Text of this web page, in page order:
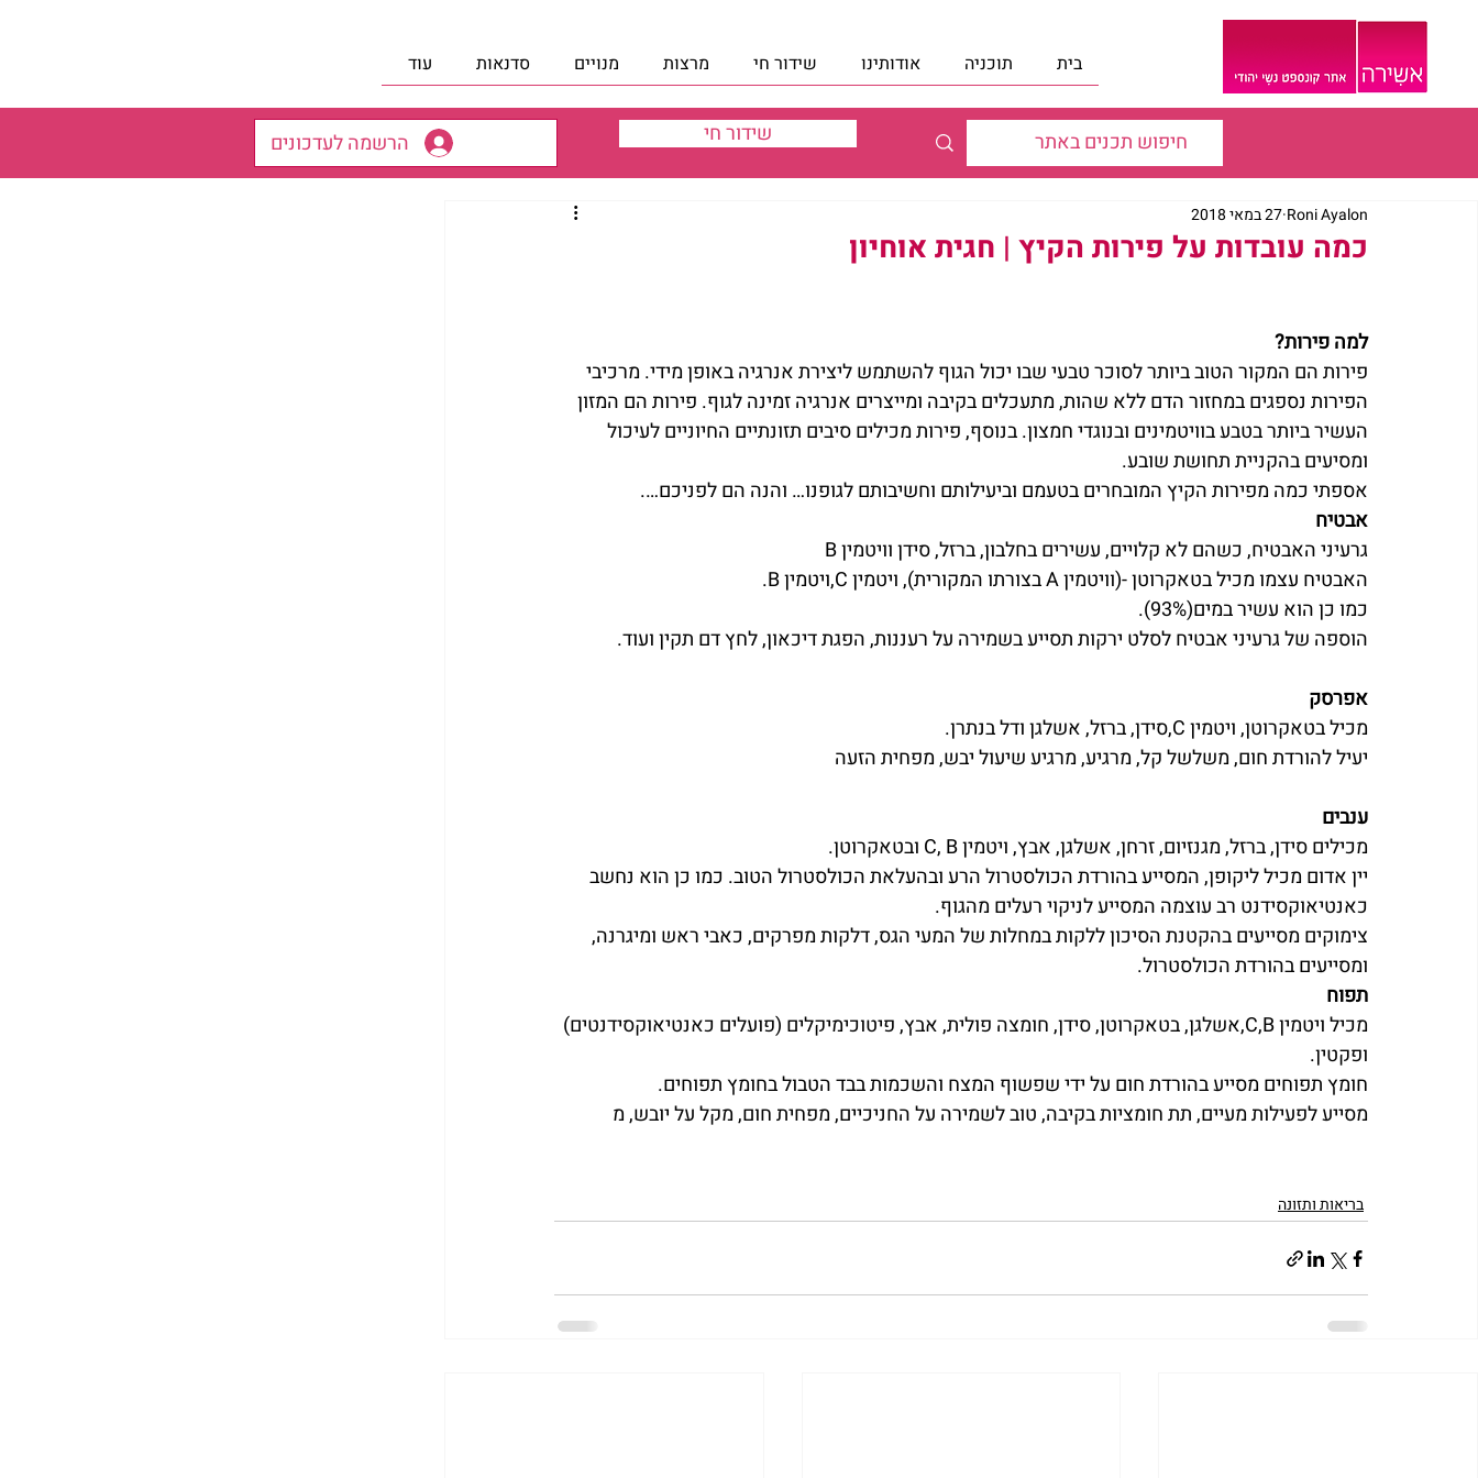
בית תוכניה אודותינו שידור חי מרצות מנויים סדנאות עוד
הרשמה לעדכונים שידור חי
כמה עובדות על פירות הקיץ | חגית אוחיון
Roni Ayalon 27 במאי 2018
למה פירות?
פירות הם המקור הטוב ביותר לסוכר טבעי שבו יכול הגוף להשתמש ליצירת אנרגיה באופן מידי. מרכיבי
הפירות נספגים במחזור הדם ללא שהות, מתעכלים בקיבה ומייצרים אנרגיה זמינה לגוף. פירות הם המזון
העשיר ביותר בטבע בוויטמינים ובנוגדי חמצון. בנוסף, פירות מכילים סיבים תזונתיים החיוניים לעיכול
ומסיעים בהקניית תחושת שובע.
אספתי כמה מפירות הקיץ המובחרים בטעמם וביעילותם וחשיבותם לגופנו… והנה הם לפניכם….
אבטיח
גרעיני האבטיח, כשהם לא קלויים, עשירים בחלבון, ברזל, סידן וויטמין B
האבטיח עצמו מכיל בטאקרוטן -(וויטמין A בצורתו המקורית), ויטמין C,ויטמין B.
כמו כן הוא עשיר במים(93%).
הוספה של גרעיני אבטיח לסלט ירקות תסייע בשמירה על רעננות, הפגת דיכאון, לחץ דם תקין ועוד.
אפרסק
מכיל בטאקרוטן, ויטמין C,סידן, ברזל, אשלגן ודל בנתרן.
יעיל להורדת חום, משלשל קל, מרגיע, מרגיע שיעול יבש, מפחית הזעה
ענבים
מכילים סידן, ברזל, מגנזיום, זרחן, אשלגן, אבץ, ויטמין C, B ובטאקרוטן.
יין אדום מכיל ליקופן, המסייע בהורדת הכולסטרול הרע ובהעלאת הכולסטרול הטוב. כמו כן הוא נחשב
כאנטיאוקסידנט רב עוצמה המסייע לניקוי רעלים מהגוף.
צימוקים מסייעים בהקטנת הסיכון ללקות במחלות של המעי הגס, דלקות מפרקים, כאבי ראש ומיגרנה,
ומסייעים בהורדת הכולסטרול.
תפוח
מכיל ויטמין C,B,אשלגן, בטאקרוטן, סידן, חומצה פולית, אבץ, פיטוכימיקלים (פועלים כאנטיאוקסידנטים)
ופקטין.
חומץ תפוחים מסייע בהורדת חום על ידי שפשוף המצח והשכמות בבד הטבול בחומץ תפוחים.
מסייע לפעילות מעיים, תת חומציות בקיבה, טוב לשמירה על החניכיים, מפחית חום, מקל על יובש, מ
בריאות ותזונה